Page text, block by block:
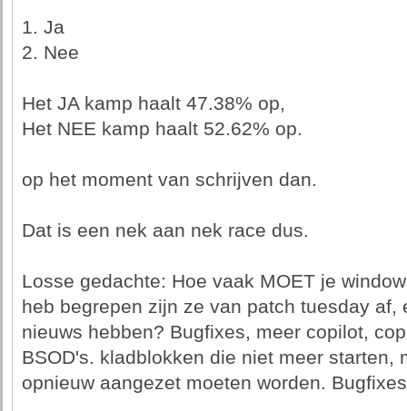
1. Ja
2. Nee
Het JA kamp haalt 47.38% op,
Het NEE kamp haalt 52.62% op.
op het moment van schrijven dan.
Dat is een nek aan nek race dus.
Losse gedachte: Hoe vaak MOET je
heb begrepen zijn ze van patch tuesday af,
nieuws hebben? Bugfixes, meer copilot,
BSOD's. kladblokken die niet meer starten,
opnieuw aangezet moeten worden.